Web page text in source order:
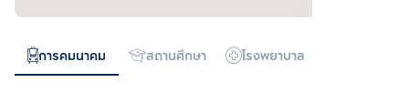
การคมนาคม สถานศึกษา โรงพยาบาล